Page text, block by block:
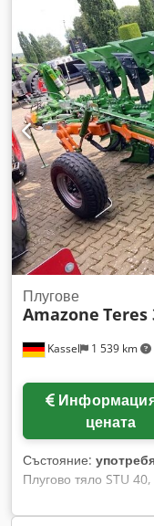
тръбна защитна
въртяща се,
тегловна система /
Torf
Kassel 1 539 km
Плугове
Amazone Teres
Информация за
цената
Състояние:
Плугово тяло STU
плужни върхове, 1
височина 80 за